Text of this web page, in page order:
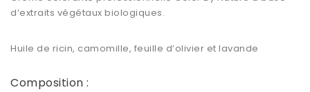
d’extraits végétaux biologiques.
Huile de ricin, camomille, feuille d’olivier et lavande
Composition :